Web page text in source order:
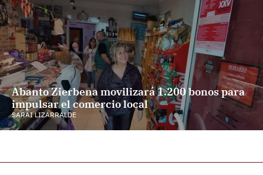
Abanto Zierbena movilizará 1.200 bonos para
impulsar el comercio local
SARAI LIZARRALDE